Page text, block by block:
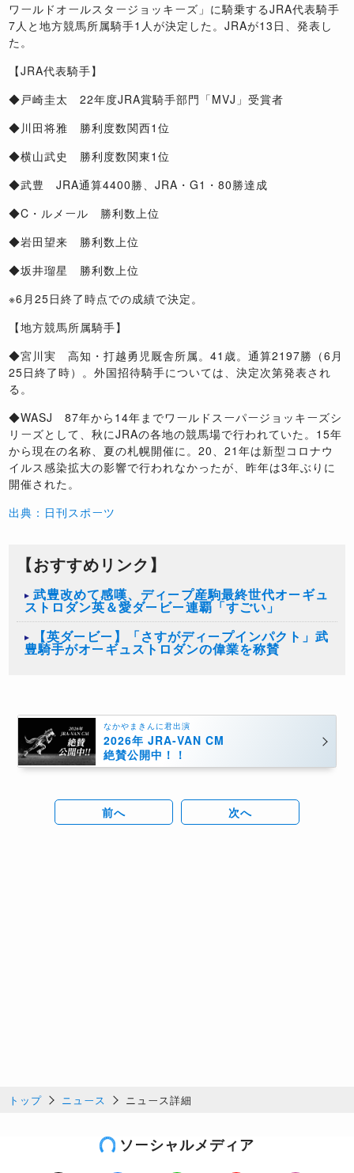
ワールドオールスタージョッキーズ」に騎乗するJRA代表騎手
7人と地方競馬所属騎手1人が決定した。JRAが13日、発表し
た。
【JRA代表騎手】
◆戸崎圭太 22年度JRA賞騎手部門「MVJ」受賞者
◆川田将雅 勝利度数関西1位
◆横山武史 勝利度数関東1位
◆武豊 JRA通算4400勝、JRA・G1・80勝達成
◆C・ルメール 勝利数上位
◆岩田望来 勝利数上位
◆坂井瑠星 勝利数上位
※6月25日終了時点での成績で決定。
【地方競馬所属騎手】
◆宮川実 高知・打越勇児厩舎所属。41歳。通算2197勝（6月
25日終了時）。外国招待騎手については、決定次第発表され
る。
◆WASJ 87年から14年までワールドスーパージョッキーズシ
リーズとして、秋にJRAの各地の競馬場で行われていた。15年
から現在の名称、夏の札幌開催に。20、21年は新型コロナウ
イルス感染拡大の影響で行われなかったが、昨年は3年ぶりに
開催された。
出典：日刊スポーツ
【おすすめリンク】
武豊改めて感嘆、ディープ産駒最終世代オーギュ
ストロダン英＆愛ダービー連覇「すごい」
【英ダービー】「さすがディープインパクト」武
豊騎手がオーギュストロダンの偉業を称賛
なかやまきんに君出演
2026年 JRA-VAN CM
絶賛公開中！！
前へ 次へ
トップ ニュース ニュース詳細
ソーシャルメディア